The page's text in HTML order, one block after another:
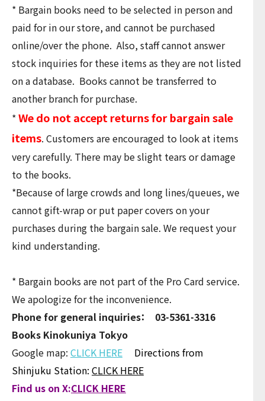
* Bargain books need to be selected in person and
paid for in our store, and cannot be purchased
online/over the phone. Also, staff cannot answer
stock inquiries for these items as they are not listed
on a database. Books cannot be transferred to
another branch for purchase.
*We do not accept returns for bargain sale
items. Customers are encouraged to look at items
very carefully. There may be slight tears or damage
to the books.
*Because of large crowds and long lines/queues, we
cannot gift-wrap or put paper covers on your
purchases during the bargain sale. We request your
kind understanding.
* Bargain books are not part of the Pro Card service.
We apologize for the inconvenience.
Phone for general inquiries： 03-5361-3316
Books Kinokuniya Tokyo
Google map: CLICK HERE
Directions from
Shinjuku Station: CLICK HERE
Find us on X:CLICK HERE